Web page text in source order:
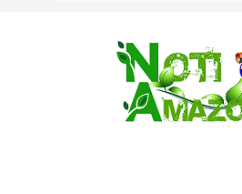
Sentencian a 34
implicados en
oriunda de Tena
Vozinha, el
cabo Verde, ya
incorporarse a
Pastaza: la